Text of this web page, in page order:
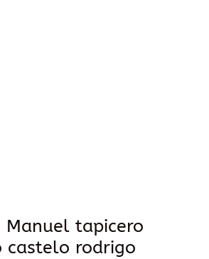
Manuel tapicero
castelo rodrigo